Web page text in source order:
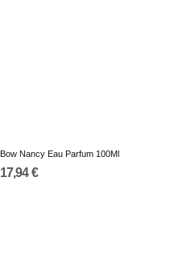
Bow Nancy Eau Parfum 100Ml
17,94 €